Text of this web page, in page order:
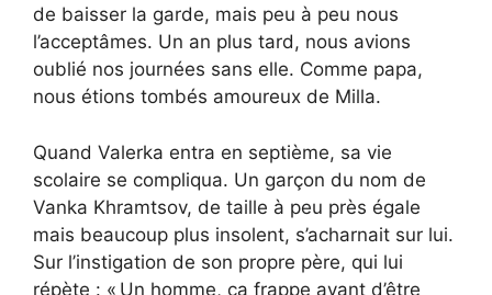
de baisser la garde, mais peu à peu nous
l’acceptâmes. Un an plus tard, nous avions
oublié nos journées sans elle. Comme papa,
nous étions tombés amoureux de Milla.
Quand Valerka entra en septième, sa vie
scolaire se compliqua. Un garçon du nom de
Vanka Khramtsov, de taille à peu près égale
mais beaucoup plus insolent, s’acharnait sur lui.
Sur l’instigation de son propre père, qui lui
répète : « Un homme, ça frappe avant d’être